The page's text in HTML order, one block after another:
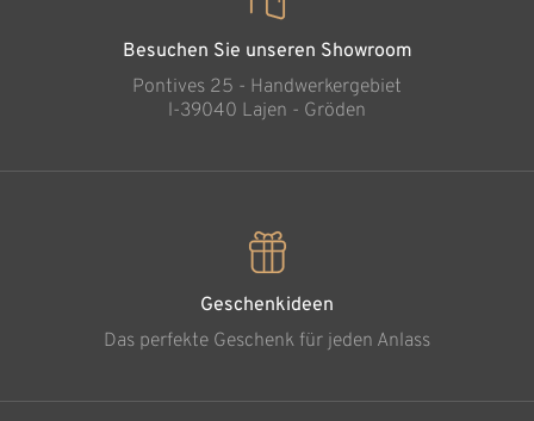
Besuchen Sie unseren Showroom
Pontives 25 - Handwerkergebiet
l-39040 Lajen - Gröden
Geschenkideen
Das perfekte Geschenk für jeden Anlass